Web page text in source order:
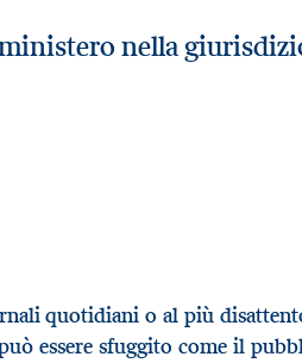
nella
quotidiani o al più
essere sfuggito come il